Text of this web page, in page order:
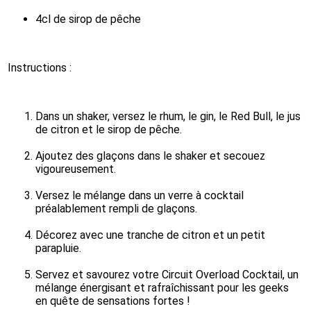
4cl de sirop de pêche
Instructions :
Dans un shaker, versez le rhum, le gin, le Red Bull, le jus
de citron et le sirop de pêche.
Ajoutez des glaçons dans le shaker et secouez
vigoureusement.
Versez le mélange dans un verre à cocktail
préalablement rempli de glaçons.
Décorez avec une tranche de citron et un petit
parapluie.
Servez et savourez votre Circuit Overload Cocktail, un
mélange énergisant et rafraîchissant pour les geeks
en quête de sensations fortes !